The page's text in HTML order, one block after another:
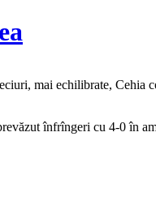
mai echilibrate, Cehia
înfrîngeri cu 4-0 în